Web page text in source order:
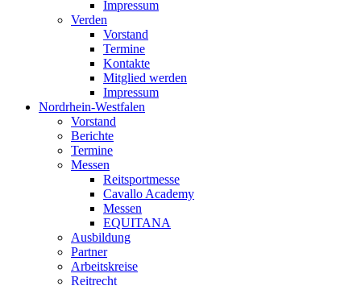
Impressum
Verden
Vorstand
Termine
Kontakte
Mitglied werden
Impressum
Nordrhein-Westfalen
Vorstand
Berichte
Termine
Messen
Reitsportmesse
Cavallo Academy
Messen
EQUITANA
Ausbildung
Partner
Arbeitskreise
Reitrecht